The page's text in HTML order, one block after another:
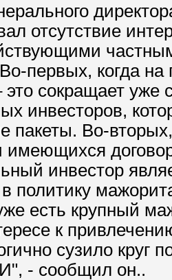
отсутствие
первых, когда на
сокращает уже
инвесторов,
пакеты. Во-
имеющихся
инвестор
политику
есть крупный
к
сузило
- сообщил он..